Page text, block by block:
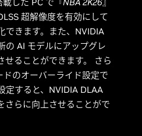
超解像度を有効にして
できます。また、NVIDIA
の AI モデルにアップグレ
せることができます。 さら
ドのオーバーライド設定で
定すると、NVIDIA DLAA
さらに向上させることがで